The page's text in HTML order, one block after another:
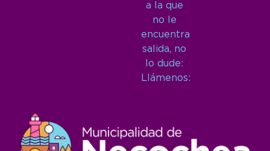
a la que
no le
encuentra
salida, no
lo dude:
Llámenos: